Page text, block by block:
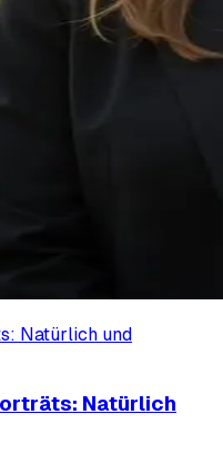
Natürlich und
Natürlich